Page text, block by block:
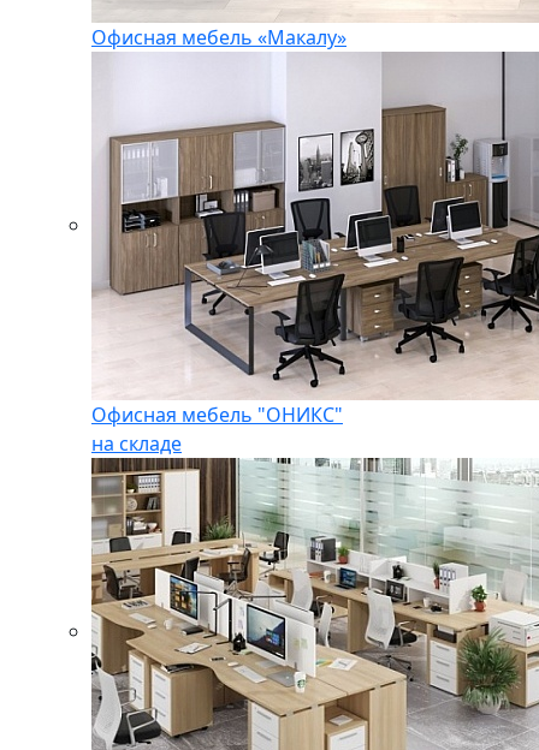
Офисная мебель «Макалу»
Офисная мебель "ОНИКС"
на складе